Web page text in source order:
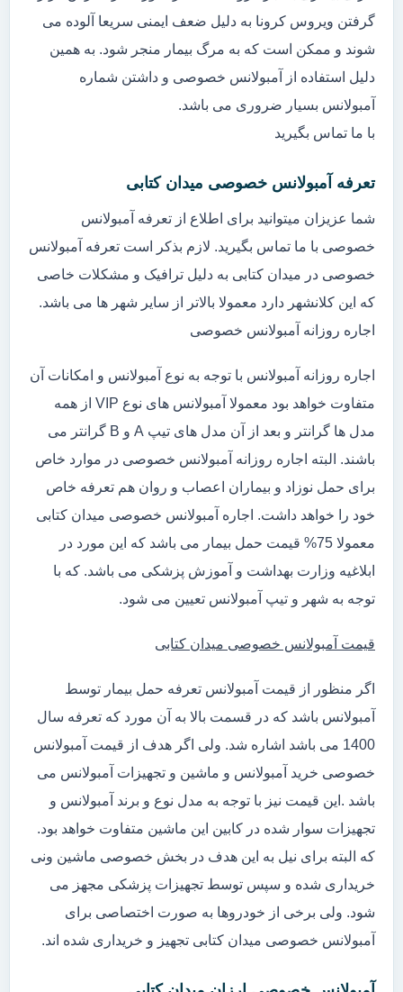
گرفتن ویروس کرونا به دلیل ضعف ایمنی سریعا آلوده می
شوند و ممکن است که به مرگ بیمار منجر شود. به همین
دلیل استفاده از آمبولانس خصوصی و داشتن شماره
آمبولانس بسیار ضروری می باشد.
با ما تماس بگیرید
تعرفه آمبولانس خصوصی میدان کتابی
شما عزیزان میتوانید برای اطلاع از تعرفه آمبولانس
خصوصی با ما تماس بگیرید. لازم بذکر است تعرفه آمبولانس
خصوصی در میدان کتابی به دلیل ترافیک و مشکلات خاصی
که این کلانشهر دارد معمولا بالاتر از سایر شهر ها می باشد.
اجاره روزانه آمبولانس خصوصی
اجاره روزانه آمبولانس با توجه به نوع آمبولانس و امکانات آن
متفاوت خواهد بود معمولا آمبولانس های نوع VIP از همه
مدل ها گرانتر و بعد از آن مدل های تیپ A و B گرانتر می
باشند. البته اجاره روزانه آمبولانس خصوصی در موارد خاص
برای حمل نوزاد و بیماران اعصاب و روان هم تعرفه خاص
خود را خواهد داشت. اجاره آمبولانس خصوصی میدان کتابی
معمولا 75% قیمت حمل بیمار می باشد که این مورد در
ابلاغیه وزارت بهداشت و آموزش پزشکی می باشد. که با
توجه به شهر و تیپ آمبولانس تعیین می شود.
قیمت آمبولانس خصوصی میدان کتابی
اگر منظور از قیمت آمبولانس تعرفه حمل بیمار توسط
آمبولانس باشد که در قسمت بالا به آن مورد که تعرفه سال
1400 می باشد اشاره شد. ولی اگر هدف از قیمت آمبولانس
خصوصی خرید آمبولانس و ماشین و تجهیزات آمبولانس می
باشد .این قیمت نیز با توجه به مدل نوع و برند آمبولانس و
تجهیزات سوار شده در کابین این ماشین متفاوت خواهد بود.
که البته برای نیل به این هدف در بخش خصوصی ماشین ونی
خریداری شده و سپس توسط تجهیزات پزشکی مجهز می
شود. ولی برخی از خودروها به صورت اختصاصی برای
آمبولانس خصوصی میدان کتابی تجهیز و خریداری شده اند.